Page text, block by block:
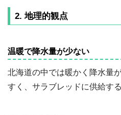
2. 地理的観点
温暖で降水量が少ない
北海道の中では暖かく降水量
すく、サラブレッドに供給す